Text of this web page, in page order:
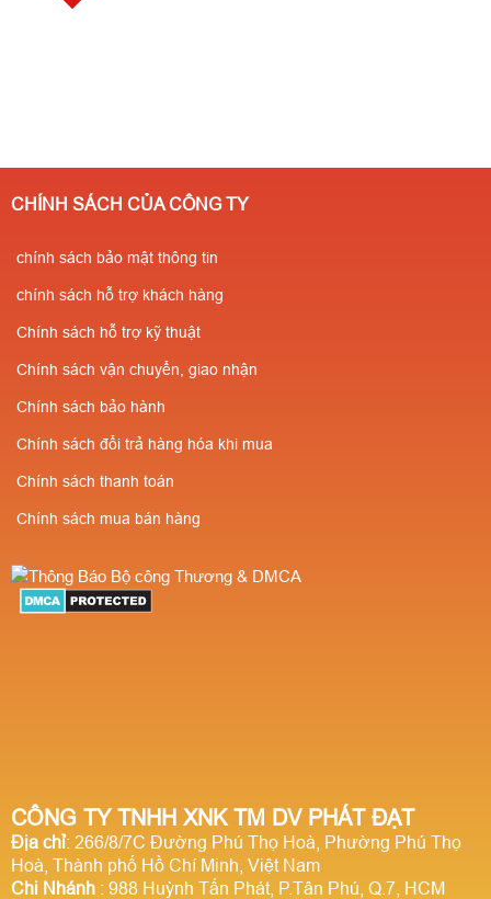
CÔNG TY TNHH XNK TM DV PHÁT ĐẠT
Địa chỉ: 266/8/7C Đường Phú Thọ Hoà, Phường Phú Thọ
Hoà, Thành phố Hồ Chí Minh, Việt Nam
Chi Nhánh : 988 Huỳnh Tấn Phát, P.Tân Phú, Q.7, HCM
CHÍNH SÁCH CỦA CÔNG TY
chính sách bảo mật thông tin
chính sách hỗ trợ khách hàng
Chính sách hỗ trợ kỹ thuật
Chính sách vận chuyển, giao nhận
Chính sách bảo hành
Chính sách đổi trả hàng hóa khi mua
Chính sách thanh toán
Chính sách mua bán hàng